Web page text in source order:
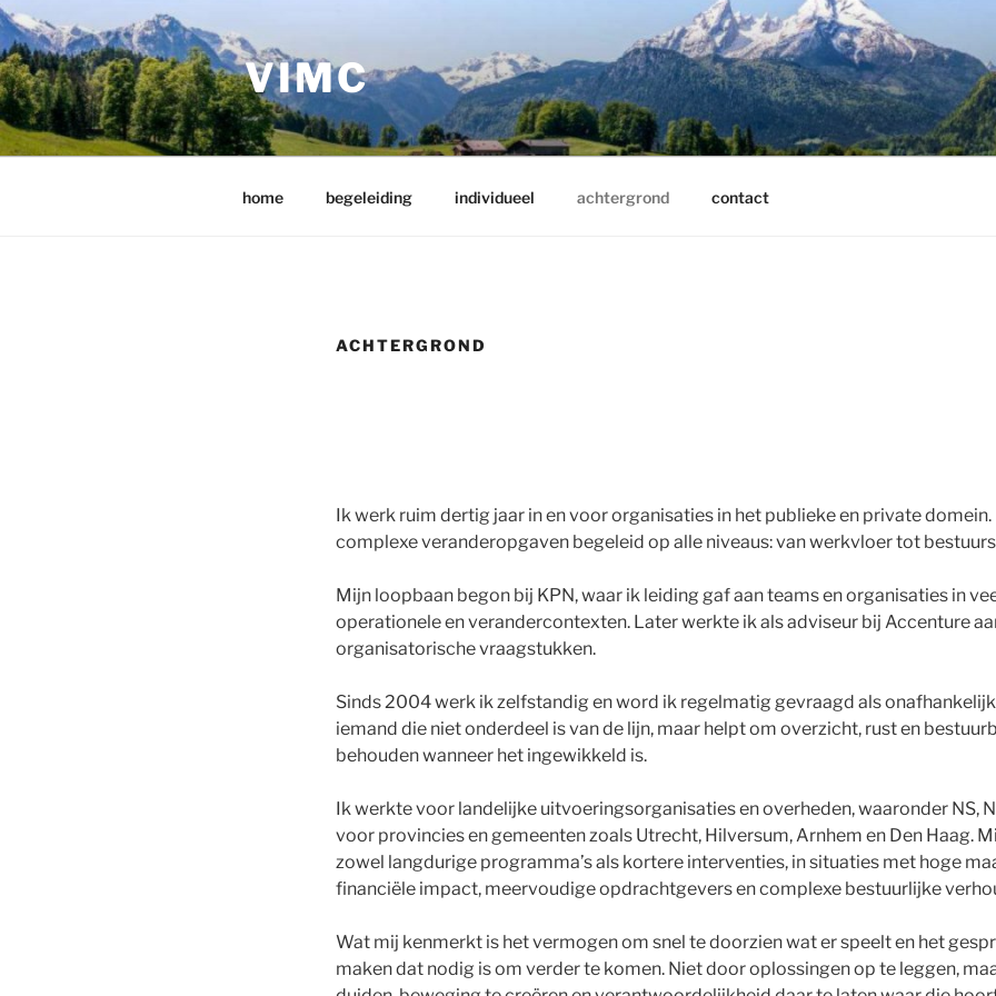
Ga
naar
de
inhoud
VIMC
home begeleiding individueel achtergrond contact
ACHTERGROND
Ik werk ruim dertig jaar in en voor organisaties in het publieke en private domein.
complexe veranderopgaven begeleid op alle niveaus: van werkvloer tot
Mijn loopbaan begon bij KPN, waar ik leiding gaf aan teams en organisaties in
operationele en verandercontexten. Later werkte ik als adviseur bij Accenture
organisatorische vraagstukken.
Sinds 2004 werk ik zelfstandig en word ik regelmatig gevraagd als
iemand die niet onderdeel is van de lijn, maar helpt om overzicht, rust en
behouden wanneer het ingewikkeld is.
Ik werkte voor landelijke uitvoeringsorganisaties en overheden, waaronder NS,
voor provincies en gemeenten zoals Utrecht, Hilversum, Arnhem en Den Haag.
zowel langdurige programma’s als kortere interventies, in situaties met hoge
financiële impact, meervoudige opdrachtgevers en complexe bestuurlijke
Wat mij kenmerkt is het vermogen om snel te doorzien wat er speelt en het
maken dat nodig is om verder te komen. Niet door oplossingen op te leggen,